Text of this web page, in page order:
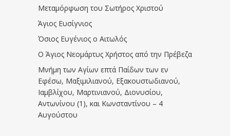
Μεταμόρφωση του Σωτήρος Χριστού
Άγιος Ευσίγνιος
Όσιος Ευγένιος ο Αιτωλός
Ο Άγιος Νεομάρτυς Χρήστος από την Πρέβεζα
Μνήμη των Aγίων επτά Παίδων των εν
Eφέσω, Mαξιμιλιανού, Eξακουστωδιανού,
Iαμβλίχου, Mαρτινιανού, Διονυσίου,
Aντωνίνου (1), και Kωνσταντίνου – 4
Αυγούστου